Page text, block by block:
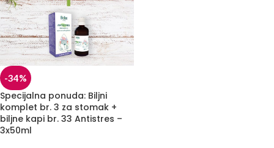
-34%
Specijalna ponuda: Biljni
komplet br. 3 za stomak +
biljne kapi br. 33 Antistres –
3x50ml